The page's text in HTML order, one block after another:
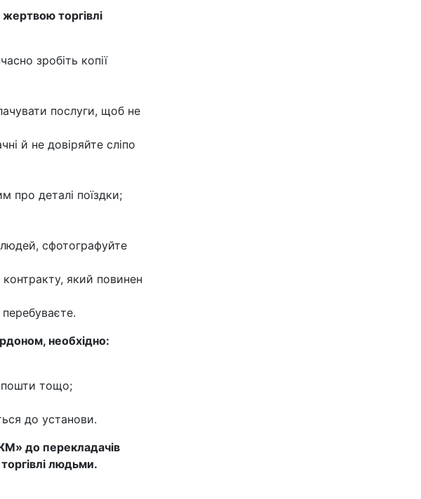
торгівлі
зробіть копії
послуги, щоб не
й не довіряйте сліпо
про деталі поїздки;
сфотографуйте
який повинен
необхідно:
пошти тощо;
до установи.
до перекладачів
людьми.